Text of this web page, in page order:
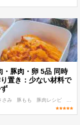
豚肉・卵 5品 同時
置き：少ない材料で
さみ 豚もも 豚肉レシピ